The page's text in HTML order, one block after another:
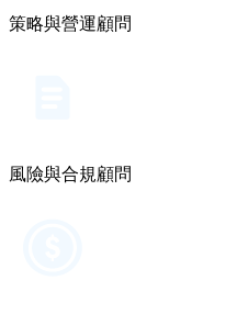
策略與營運顧問
風險與合規顧問